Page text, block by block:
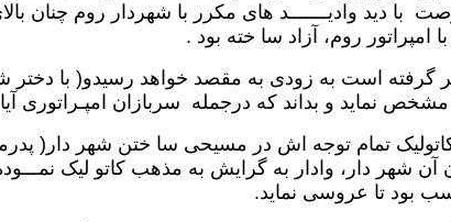
دید وادیـــــــد های مکرر با شهردار روم چنان
امپراتور روم، آزاد سا خته بود .
گرفته است به زودی به مقصد خواهد رسیدو( با دختر
نماید و بداند که درجمله سربازان امپـراتوری
تمام توجه اش در مسیحی سا ختن شهر دار(
آن شهر دار، وادار به گرایش به مذهب کاتو لیک
بود تا عروسی نماید.